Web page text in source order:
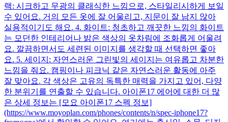
랙: 시크하고 무광의 클래식한 느낌으로, 스타일리시하게 보일
수 있어요. 거의 모든 옷에 잘 어울리고, 지문이 잘 남지 않아
실용적이기도 해요. 4. 화이트: 청초하고 깨끗한 느낌의 화이트
는 모던한 인테리어나 밝은 색상의 옷차림에 조화롭게 어울려
요. 깔끔하면서도 세련된 이미지를 생각할 때 선택하면 좋아
요. 5. 세이지: 자연스러운 그린빛의 세이지는 여유롭고 차분한
느낌을 줘요. 캠핑이나 피크닉 같은 자연스러운 활동에 아주
잘 맞아요. 각 색상은 고유의 독특한 매력을 가지고 있어, 다양
한 분위기를 연출할 수 있습니다. 아이폰17 에어에 대한 더 많
은 상세 정보는 [모요 아이폰17 스펙 정보]
(https://www.moyoplan.com/phones/contents/n/spec-iphone17?